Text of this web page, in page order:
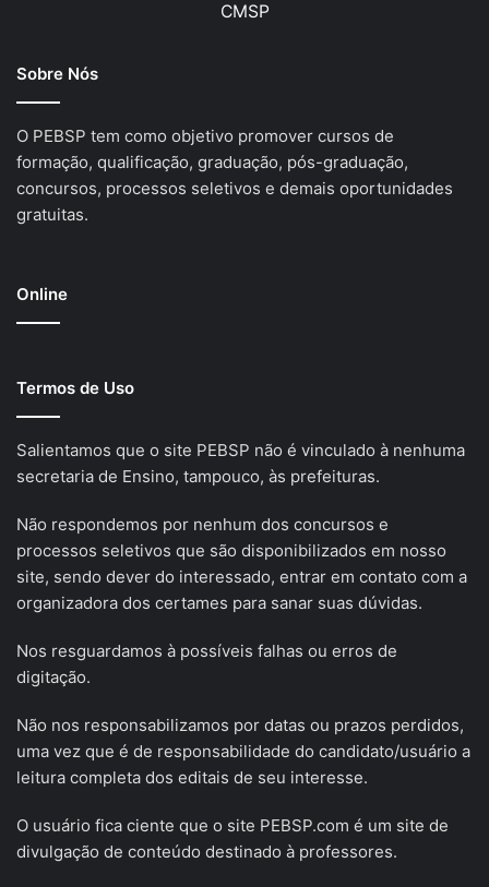
CMSP
Sobre Nós
O PEBSP tem como objetivo promover cursos de
formação, qualificação, graduação, pós-graduação,
concursos, processos seletivos e demais oportunidades
gratuitas.
Online
Termos de Uso
Salientamos que o site PEBSP não é vinculado à nenhuma
secretaria de Ensino, tampouco, às prefeituras.
Não respondemos por nenhum dos concursos e
processos seletivos que são disponibilizados em nosso
site, sendo dever do interessado, entrar em contato com a
organizadora dos certames para sanar suas dúvidas.
Nos resguardamos à possíveis falhas ou erros de
digitação.
Não nos responsabilizamos por datas ou prazos perdidos,
uma vez que é de responsabilidade do candidato/usuário a
leitura completa dos editais de seu interesse.
O usuário fica ciente que o site PEBSP.com é um site de
divulgação de conteúdo destinado à professores.